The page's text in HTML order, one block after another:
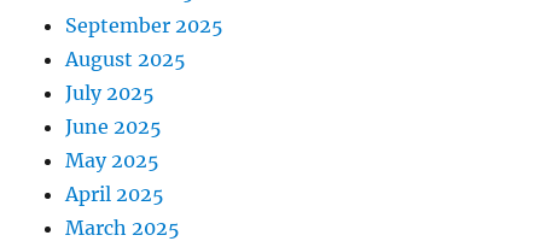
September 2025
August 2025
July 2025
June 2025
May 2025
April 2025
March 2025